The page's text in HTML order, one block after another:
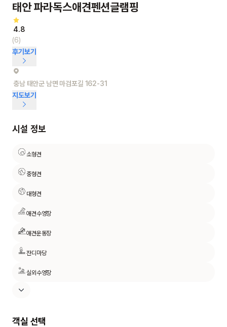
태안 파라독스애견펜션글램핑
4.8
(6)
후기보기
충남 태안군 남면 마검포길 162-31
지도보기
시설 정보
소형견
중형견
대형견
애견수영장
애견운동장
잔디마당
실외수영장
객실 선택